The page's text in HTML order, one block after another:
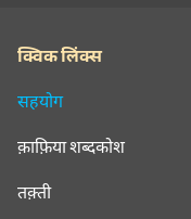
क्विक लिंक्स
सहयोग
क़ाफ़िया शब्दकोश
तक़्ती